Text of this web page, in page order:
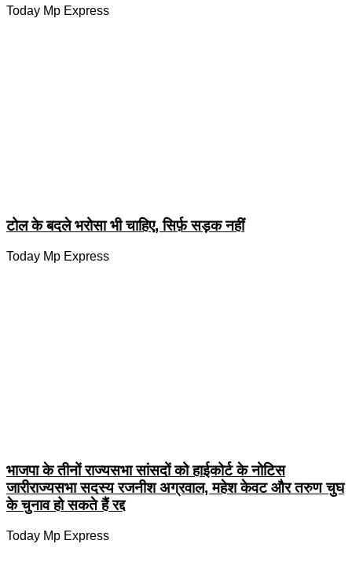
Today Mp Express
टोल के बदले भरोसा भी चाहिए, सिर्फ़ सड़क नहीं
Today Mp Express
भाजपा के तीनों राज्यसभा सांसदों को हाईकोर्ट के नोटिस
जारीराज्यसभा सदस्य रजनीश अग्रवाल, महेश केवट और तरुण चुघ
के चुनाव हो सकते हैं रद्द
Today Mp Express